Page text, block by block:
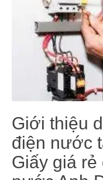
Giới thiệu
điện nước
Giấy giá rẻ